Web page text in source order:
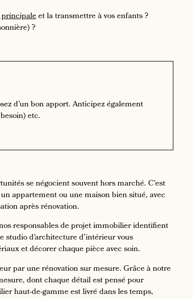
et la transmettre à vos enfants ?
?
d’un bon apport. Anticipez également
etc.
se négocient souvent hors marché. C’est
appartement ou une maison bien situé, avec
après rénovation.
responsables de projet immobilier identifient
d’architecture d’intérieur vous
et décorer chaque pièce avec soin.
par une rénovation sur mesure. Grâce à notre
dont chaque détail est pensé pour
haut-de-gamme est livré dans les temps,